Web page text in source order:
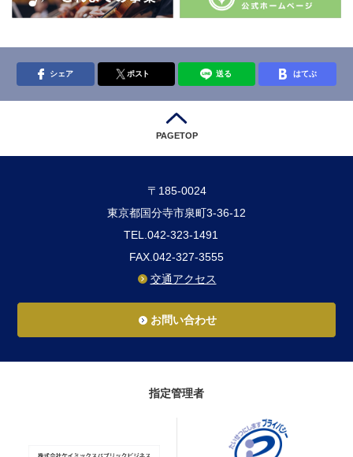
シェア ポスト 送る はてぶ
PAGETOP
〒185-0024
東京都国分寺市泉町3-36-12
TEL.042-323-1491
FAX.042-327-3555
交通アクセス
お問い合わせ
指定管理者